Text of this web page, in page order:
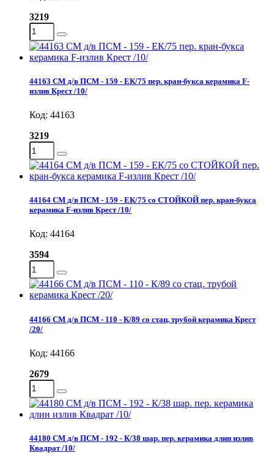
3219
44163 СМ д/в ПСМ - 159 - EК/75 пер. кран-букса керамика F-
излив Крест /10/
Код: 44163
3219
44164 СМ д/в ПСМ - 159 - EК/75 со СТОЙКОЙ пер. кран-букса
керамика F-излив Крест /10/
Код: 44164
3594
44166 СМ д/в ПСМ - 110 - К/89 со стац. трубой керамика Крест
/20/
Код: 44166
2679
44180 СМ д/в ПСМ - 192 - К/38 шар. пер. керамика длин излив
Квадрат /10/